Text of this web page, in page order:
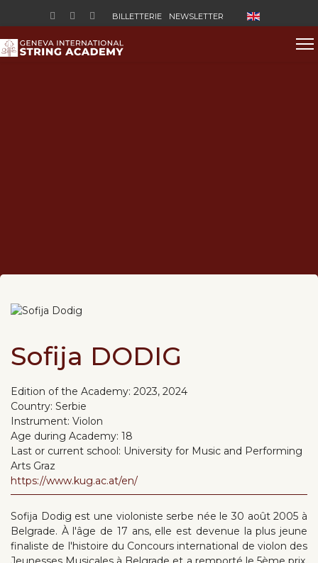
BILLETTERIE NEWSLETTER Sélectionnez
Sofija DODIG
Edition of the Academy: 2023, 2024
Country: Serbie
Instrument: Violon
Age during Academy: 18
Last or current school: University for Music and Performing
Arts Graz
https://www.kug.ac.at/en/
Sofija Dodig est une violoniste serbe née le 30 août 2005 à
Belgrade. À l'âge de 17 ans, elle est devenue la plus jeune
finaliste de l'histoire du Concours international de violon des